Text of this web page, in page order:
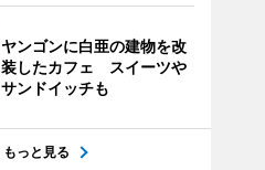
ヤンゴンに白亜の建物を改
装したカフェ スイーツや
サンドイッチも
もっと見る